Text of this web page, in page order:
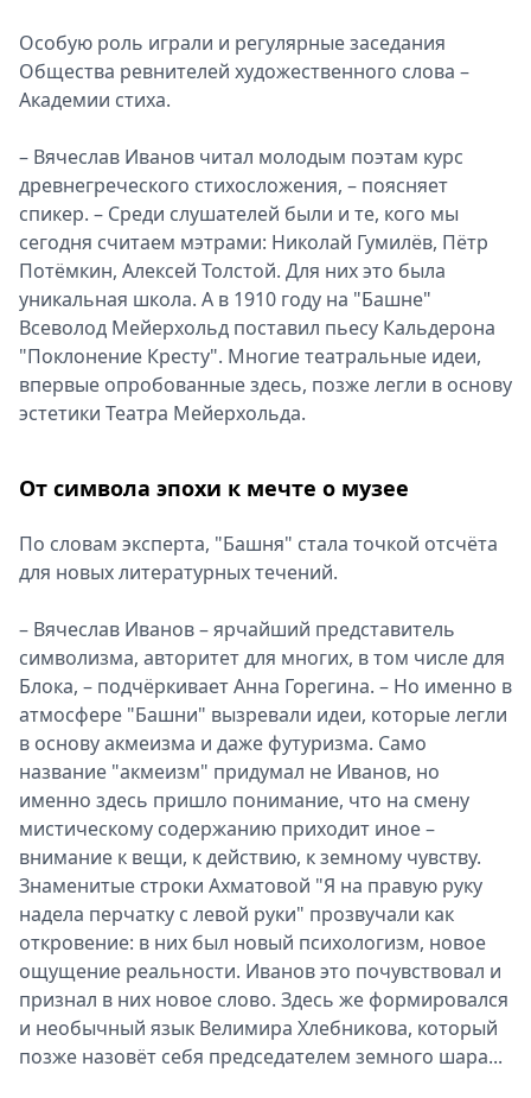
Особую роль играли и регулярные заседания
Общества ревнителей художественного слова –
Академии стиха.
– Вячеслав Иванов читал молодым поэтам курс
древнегреческого стихосложения, – поясняет
спикер. – Среди слушателей были и те, кого мы
сегодня считаем мэтрами: Николай Гумилёв, Пётр
Потёмкин, Алексей Толстой. Для них это была
уникальная школа. А в 1910 году на "Башне"
Всеволод Мейерхольд поставил пьесу Кальдерона
"Поклонение Кресту". Многие театральные идеи,
впервые опробованные здесь, позже легли в основу
эстетики Театра Мейерхольда.
От символа эпохи к мечте о музее
По словам эксперта, "Башня" стала точкой отсчёта
для новых литературных течений.
– Вячеслав Иванов – ярчайший представитель
символизма, авторитет для многих, в том числе для
Блока, – подчёркивает Анна Горегина. – Но именно в
атмосфере "Башни" вызревали идеи, которые легли
в основу акмеизма и даже футуризма. Само
название "акмеизм" придумал не Иванов, но
именно здесь пришло понимание, что на смену
мистическому содержанию приходит иное –
внимание к вещи, к действию, к земному чувству.
Знаменитые строки Ахматовой "Я на правую руку
надела перчатку с левой руки" прозвучали как
откровение: в них был новый психологизм, новое
ощущение реальности. Иванов это почувствовал и
признал в них новое слово. Здесь же формировался
и необычный язык Велимира Хлебникова, который
позже назовёт себя председателем земного шара...